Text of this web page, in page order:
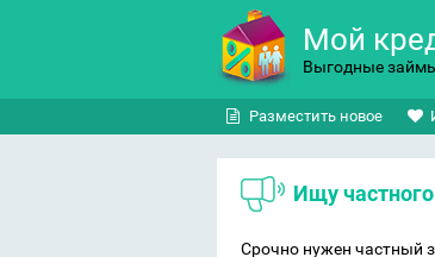
Мой
Выгодные
Разместить новое
Ищу
Срочно нужен частный